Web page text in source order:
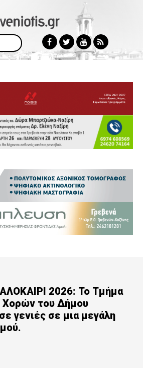
2026: Το Τμήμα
Χορών του Δήμου
γενιές σε μια μεγάλη